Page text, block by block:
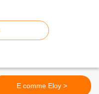
E comme Eloy >